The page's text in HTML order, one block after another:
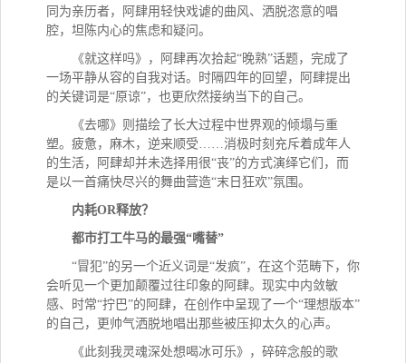
同为亲历者，阿肆用轻快戏谑的曲风、洒脱恣意的唱
腔，坦陈内心的焦虑和疑问。
《就这样吗》，阿肆再次拾起“晚熟”话题，完成了
一场平静从容的自我对话。时隔四年的回望，阿肆提出
的关键词是“原谅”，也更欣然接纳当下的自己。
《去哪》则描绘了长大过程中世界观的倾塌与重
塑。疲惫，麻木，逆来顺受……消极时刻充斥着成年人
的生活，阿肆却并未选择用很“丧”的方式演绎它们，而
是以一首痛快尽兴的舞曲营造“末日狂欢”氛围。
内耗OR释放？
都市打工牛马的最强“嘴替”
“冒犯”的另一个近义词是“发疯”，在这个范畴下，你
会听见一个更加颠覆过往印象的阿肆。现实中内敛敏
感、时常“拧巴”的阿肆，在创作中呈现了一个“理想版本”
的自己，更帅气洒脱地唱出那些被压抑太久的心声。
《此刻我灵魂深处想喝冰可乐》，碎碎念般的歌